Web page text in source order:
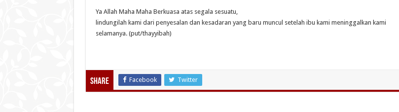
Ya Allah Maha Maha Berkuasa atas segala sesuatu,
lindungilah kami dari penyesalan dan kesadaran yang baru muncul setelah ibu kami meninggalkan kami
selamanya. (put/thayyibah)
Share Facebook Twitter